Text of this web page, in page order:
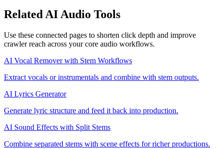
Related AI Audio Tools
Use these connected pages to shorten click depth and improve
crawler reach across your core audio workflows.
AI Vocal Remover with Stem Workflows
Extract vocals or instrumentals and combine with stem outputs.
AI Lyrics Generator
Generate lyric structure and feed it back into production.
AI Sound Effects with Split Stems
Combine separated stems with scene effects for richer productions.